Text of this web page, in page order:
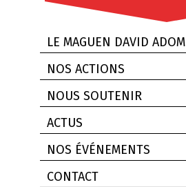
LE MAGUEN DAVID ADOM
NOS ACTIONS
NOUS SOUTENIR
ACTUS
NOS ÉVÉNEMENTS
CONTACT